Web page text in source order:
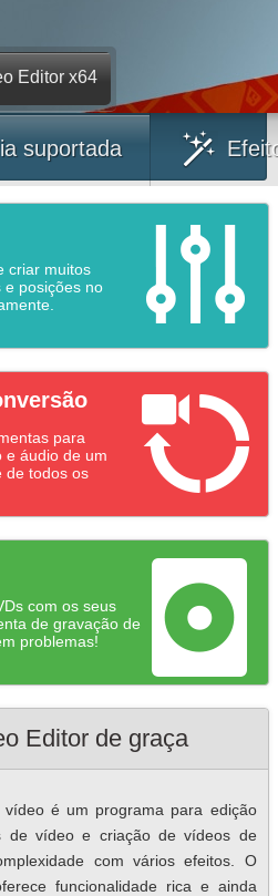
Editor x64
suportada
criar muitos
e posições no
para
e áudio de um
de todos os
com os seus
de gravação de
problemas!
Editor de graça
é um programa para edição
de vídeo e criação de vídeos de
com vários efeitos. O
funcionalidade rica e ainda